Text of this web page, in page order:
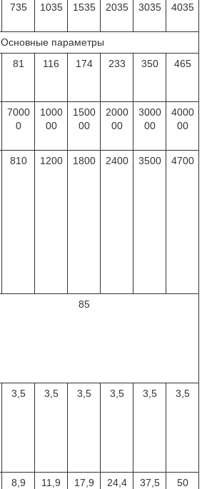
735 1035 1535 2035 3035 4035
Основные параметры
81 116 174 233 350 465
7000
0
1000
00
1500
00
2000
00
3000
00
4000
00
810 1200 1800 2400 3500 4700
85
3,5 3,5 3,5 3,5 3,5 3,5
8,9 11,9 17,9 24,4 37,5 50